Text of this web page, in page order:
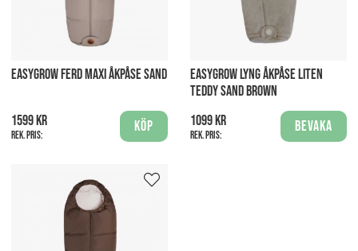
EASYGROW FERD MAXI ÅKPÅSE SAND
1599 kr
Rek. pris:
Köp
EASYGROW LYNG ÅKPÅSE LITEN
TEDDY SAND BROWN
1099 kr
Rek. pris:
Bevaka